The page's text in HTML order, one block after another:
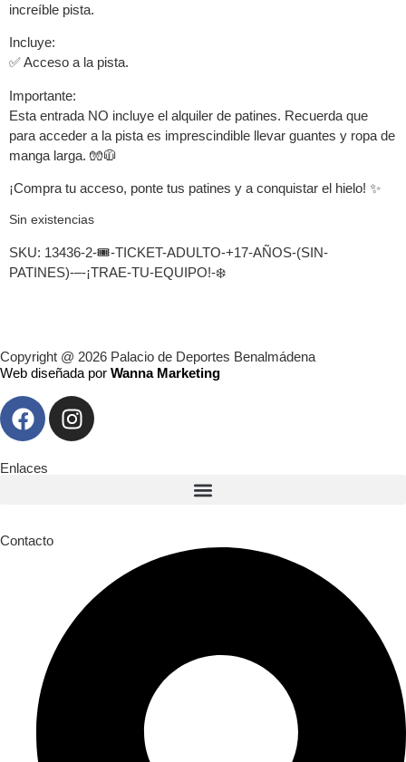
increíble pista.
Incluye:
✅ Acceso a la pista.
Importante:
Esta entrada NO incluye el alquiler de patines. Recuerda que
para acceder a la pista es imprescindible llevar guantes y ropa de
manga larga. 🧤🧥
¡Compra tu acceso, ponte tus patines y a conquistar el hielo! ✨
Sin existencias
SKU: 13436-2-🎟️-TICKET-ADULTO-+17-AÑOS-(SIN-
PATINES)-–-¡TRAE-TU-EQUIPO!-❄️
Copyright @ 2026 Palacio de Deportes Benalmádena
Web diseñada por Wanna Marketing
Enlaces
Contacto